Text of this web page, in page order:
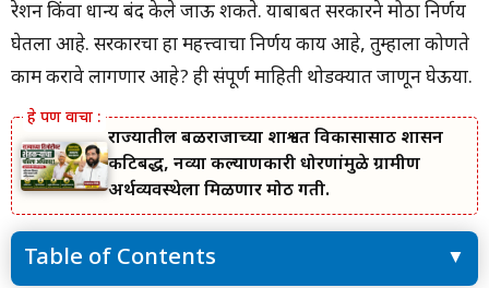
रेशन किंवा धान्य बंद केले जाऊ शकते. याबाबत सरकारने मोठा निर्णय
घेतला आहे. सरकारचा हा महत्त्वाचा निर्णय काय आहे, तुम्हाला कोणते
काम करावे लागणार आहे? ही संपूर्ण माहिती थोडक्यात जाणून घेऊया.
राज्यातील बळीराजाच्या शाश्वत विकासासाठी शासन
कटिबद्ध, नव्या कल्याणकारी धोरणांमुळे ग्रामीण
अर्थव्यवस्थेला मिळणार मोठी गती.
Table of Contents